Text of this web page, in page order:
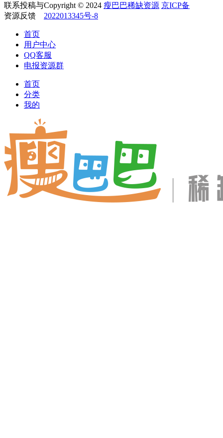
Copyright © 2024 瘦巴巴稀缺资源 京ICP备
2022013345号-8
首页
用户中心
QQ客服
电报资源群
首页
分类
我的